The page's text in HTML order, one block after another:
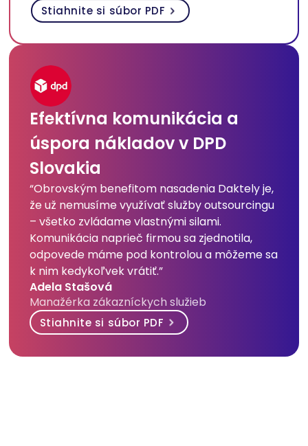
Stiahnite si súbor PDF
Efektívna komunikácia a
úspora nákladov v DPD
Slovakia
“Obrovským benefitom nasadenia Daktely je,
že už nemusíme využívať služby outsourcingu
– všetko zvládame vlastnými silami.
Komunikácia naprieč firmou sa zjednotila,
odpovede máme pod kontrolou a môžeme sa
k nim kedykoľvek vrátiť.”
Adela Stašová
Manažérka zákazníckych služieb
Stiahnite si súbor PDF